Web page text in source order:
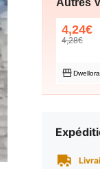
Autres
4,24€
4,28€
Dwellora